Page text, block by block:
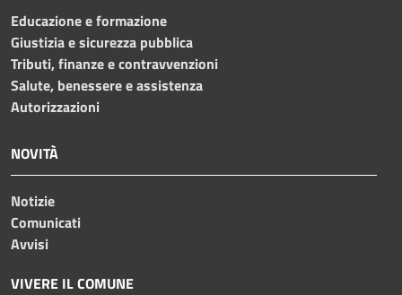
Educazione e formazione
Giustizia e sicurezza pubblica
Tributi, finanze e contravvenzioni
Salute, benessere e assistenza
Autorizzazioni
NOVITÀ
Notizie
Comunicati
Avvisi
VIVERE IL COMUNE